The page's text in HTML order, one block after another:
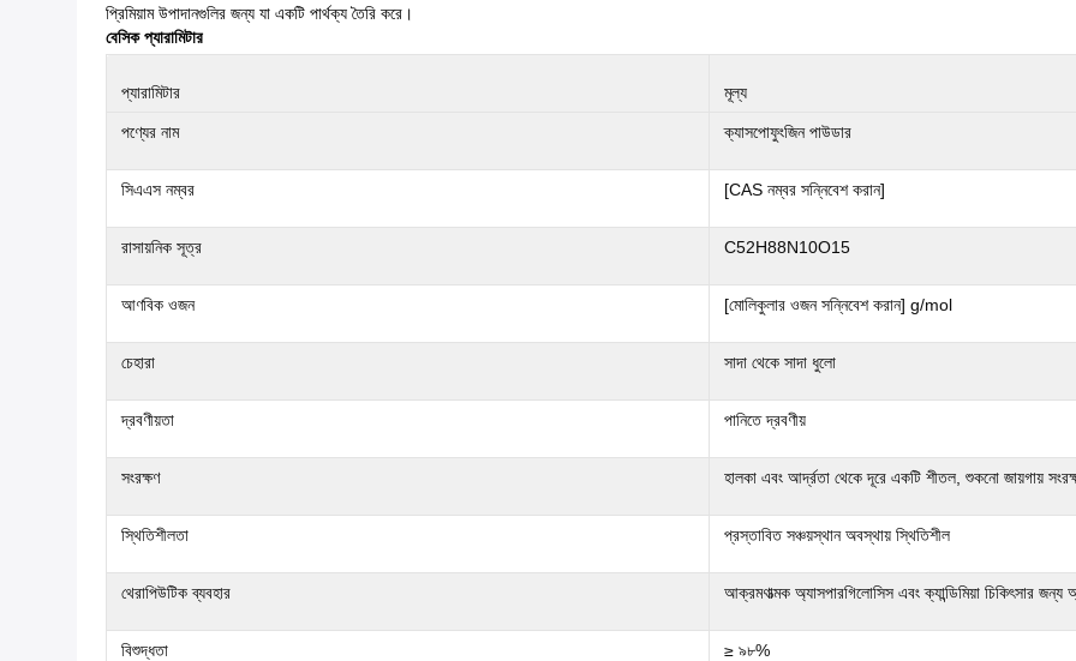
প্রিমিয়াম উপাদানগুলির জন্য যা একটি পার্থক্য তৈরি করে।
বেসিক প্যারামিটার
প্যারামিটার মূল্য
পণ্যের নাম ক্যাসপোফুংজিন পাউডার
সিএএস নম্বর [CAS নম্বর সন্নিবেশ করান]
রাসায়নিক সূত্র C52H88N10O15
আণবিক ওজন [মোলিকুলার ওজন সন্নিবেশ করান] g/mol
চেহারা সাদা থেকে সাদা ধুলো
দ্রবণীয়তা পানিতে দ্রবণীয়
সংরক্ষণ হালকা এবং আর্দ্রতা থেকে দূরে একটি শীতল, শুকনো জায়গায়
স্থিতিশীলতা প্রস্তাবিত সঞ্চয়স্থান অবস্থায় স্থিতিশীল
থেরাপিউটিক ব্যবহার আক্রমণাত্মক অ্যাসপারগিলোসিস এবং ক্যান্ডিমিয়া চিকিৎসার জন্য
বিশুদ্ধতা ≥ ৯৮%